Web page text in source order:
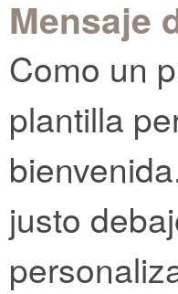
Mensaje
Como un
plantilla
justo